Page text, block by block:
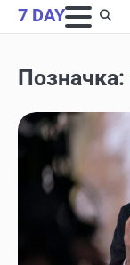
Skip
to
7 DAY
Позначка: